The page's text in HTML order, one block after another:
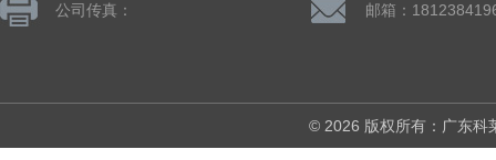
公司传真：
© 2026 版权所有：广东